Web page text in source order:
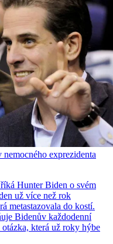
exprezidenta
Hunter Biden o svém
už více než rok
metastazovala do kostí.
Bidenův každodenní
která už roky hýbe